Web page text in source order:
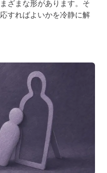
ざまな形があります。そ
すればよいかを冷静に解